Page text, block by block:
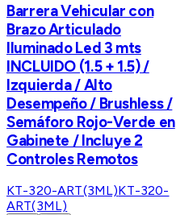
Barrera Vehicular con
Brazo Articulado
Iluminado Led 3 mts
INCLUIDO (1.5 + 1.5) /
Izquierda / Alto
Desempeño / Brushless /
Semáforo Rojo-Verde en
Gabinete / Incluye 2
Controles Remotos
KT-320-ART(3ML)KT-320-
ART(3ML)